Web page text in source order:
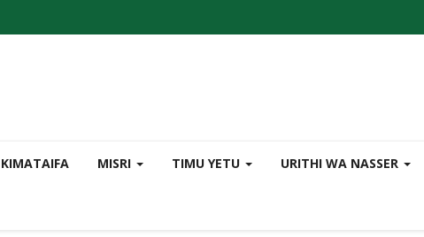
MISRI TIMU YETU URITHI WA NASSER